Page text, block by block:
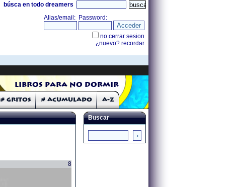
búsca en todo dreamers
Libros para no dormir
# Gritos # Acumulado A-Z
8
Buscar